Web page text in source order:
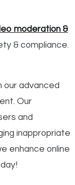
moderation &
& compliance.
our advanced
Our
and
inappropriate
enhance online